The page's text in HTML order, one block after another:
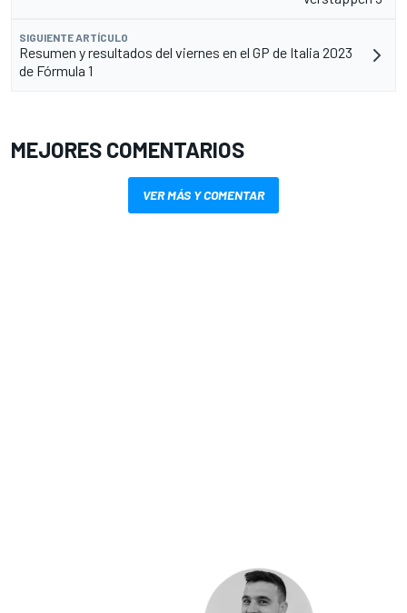
SIGUIENTE ARTÍCULO
Resumen y resultados del viernes en el GP de Italia 2023
de Fórmula 1
MEJORES COMENTARIOS
VER MÁS Y COMENTAR